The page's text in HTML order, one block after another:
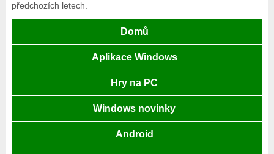
předchozích letech.
Domů
Aplikace Windows
Hry na PC
Windows novinky
Android